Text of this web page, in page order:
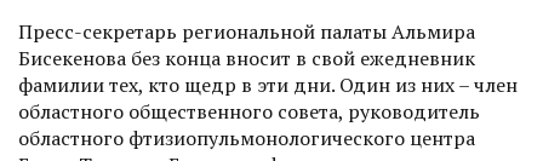
Пресс-секретарь региональной палаты Альмира
Бисекенова без конца вносит в свой ежедневник
фамилии тех, кто щедр в эти дни. Один из них – член
областного общественного совета, руководитель
областного фтизиопульмонологического центра